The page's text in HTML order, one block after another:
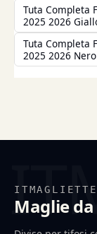
Tuta Completa
2025 2026
Tuta Completa
2025 2026
Maglie